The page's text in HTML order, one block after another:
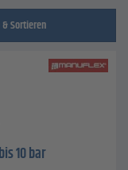
Sortieren
10 bar